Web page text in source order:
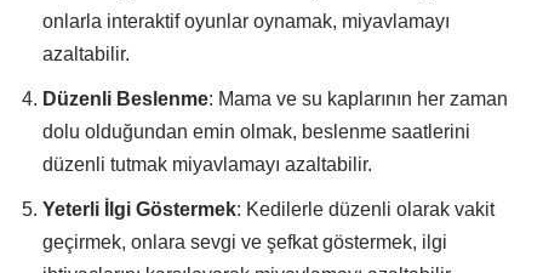
onlarla interaktif oyunlar oynamak, miyavlamayı
azaltabilir.
Düzenli Beslenme: Mama ve su kaplarının her zaman
dolu olduğundan emin olmak, beslenme saatlerini
düzenli tutmak miyavlamayı azaltabilir.
Yeterli İlgi Göstermek: Kedilerle düzenli olarak vakit
geçirmek, onlara sevgi ve şefkat göstermek, ilgi